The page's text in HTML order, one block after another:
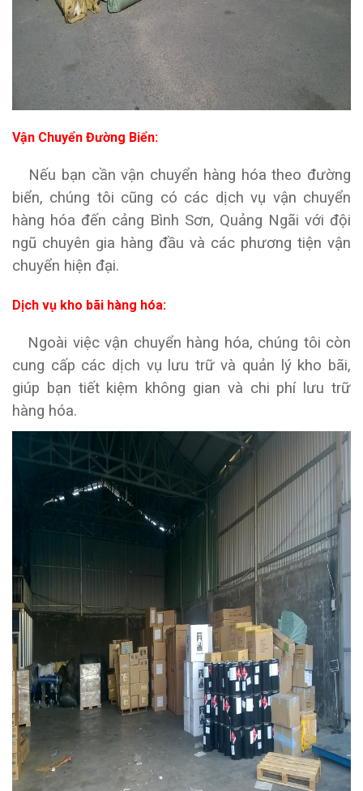
Vận Chuyển Đường Biển:
Nếu bạn cần vận chuyển hàng hóa theo đường
biển, chúng tôi cũng có các dịch vụ vận chuyển
hàng hóa đến cảng Bình Sơn, Quảng Ngãi với đội
ngũ chuyên gia hàng đầu và các phương tiện vận
chuyển hiện đại.
Dịch vụ kho bãi hàng hóa:
Ngoài việc vận chuyển hàng hóa, chúng tôi còn
cung cấp các dịch vụ lưu trữ và quản lý kho bãi,
giúp bạn tiết kiệm không gian và chi phí lưu trữ
hàng hóa.